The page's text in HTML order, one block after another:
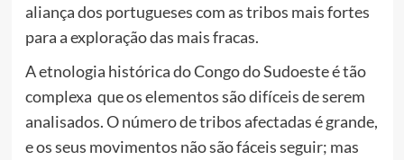
aliança dos portugueses com as tribos mais fortes
para a exploração das mais fracas.
A etnologia histórica do Congo do Sudoeste é tão
complexa que os elementos são difíceis de serem
analisados. O número de tribos afectadas é grande,
e os seus movimentos não são fáceis seguir; mas